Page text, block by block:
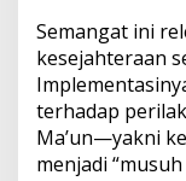
Semangat ini
kesejahteraan
terhadap
Ma’un—yakni
menjadi